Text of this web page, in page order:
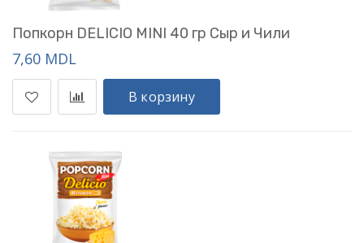
Попкорн DELICIO MINI 40 гр Сыр и Чили
7,60 MDL
В корзину